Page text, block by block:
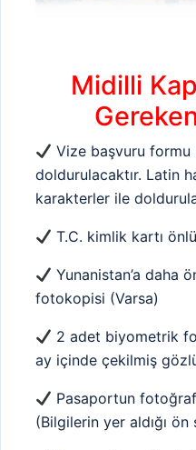
Midilli
Vize başvuru
doldurulacaktır. Latin
karakterler ile
T.C. kimlik kartı
Yunanistan’a daha
fotokopisi (Varsa)
2 adet biyometrik
ay içinde çekilmiş
Pasaportun
(Bilgilerin yer aldığı ön